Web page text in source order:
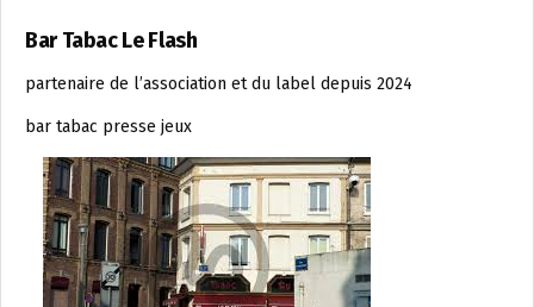
Bar Tabac Le Flash
partenaire de l’association et du label depuis 2024
bar tabac presse jeux